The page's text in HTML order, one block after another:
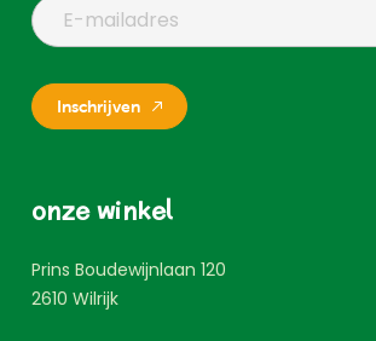
Inschrijven
onze winkel
Prins Boudewijnlaan 120
2610 Wilrijk